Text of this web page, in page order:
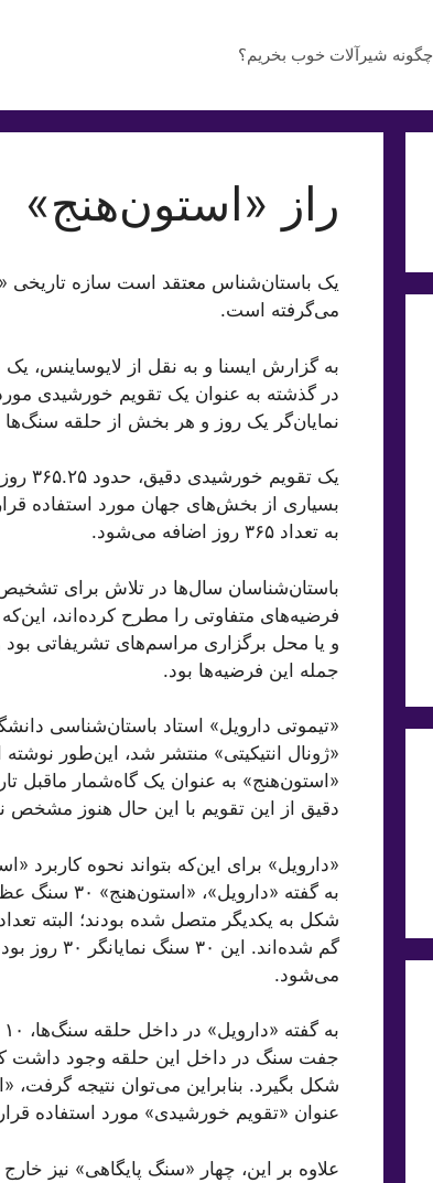
چگونه شیرآلات خوب بخریم؟
راز «استون‌هنج»
یک باستان‌شناس معتقد است سازه تاریخی
می‌گرفته است.
به گزارش ایسنا و به نقل از لایوساینس،
در گذشته به عنوان یک تقویم خورشیدی
نمایان‌گر یک روز و هر بخش از حلقه سنگ‌ها
یک
به تعداد ۳۶۵ روز اضافه می‌شود.
فرضیه‌های متفاوتی را مطرح کرده‌اند،
و یا محل برگزاری مراسم‌های تشریفاتی بود
جمله این فرضیه‌ها بود.
«تیموتی دارویل» استاد باستان‌شناسی
«ژونال انتیکیتی» منتشر شد، این‌طور
«استون‌هنج» به عنوان یک گاه‌شمار ماقبل
دقیق از این تقویم با این حال هنوز
«دارویل» برای این‌که بتواند نحوه
شکل به یکدیگر متصل شده بودند؛ البته
می‌شود.
شکل بگیرد. بنابراین می‌توان نتیجه گرفت،
عنوان «تقویم خورشیدی» مورد استفاده